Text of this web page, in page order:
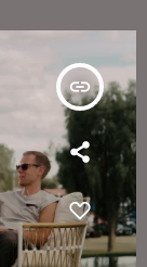
insert_link